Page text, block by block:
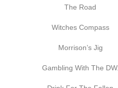
The Road
Witches Compass
Morrison’s Jig
Gambling With The DW.